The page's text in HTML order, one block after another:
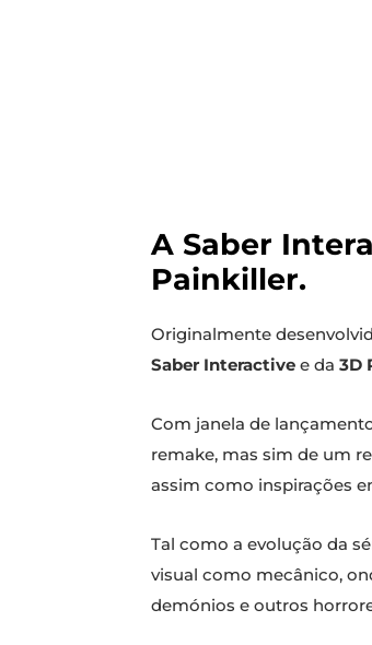
A Saber
Painkiller.
Originalmente
Saber Interactive e da 3D
Com janela de
remake, mas sim de um
assim como inspirações
Tal como a evolução da
visual como mecânico,
demónios e outros